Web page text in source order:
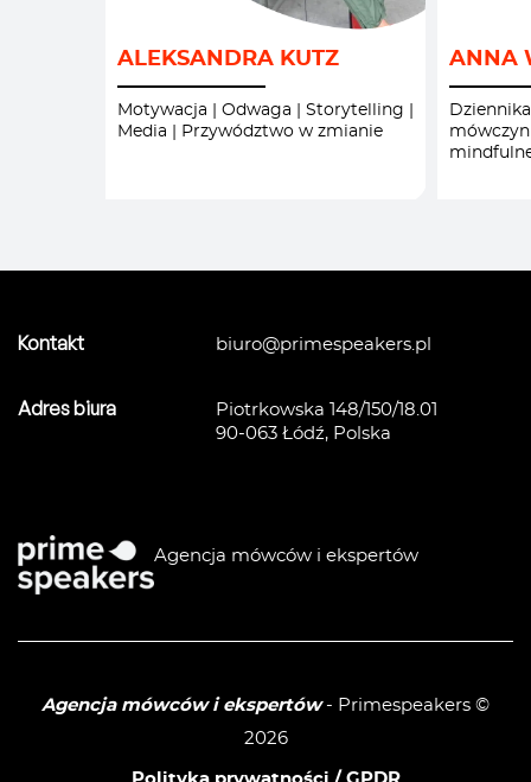
ALEKSANDRA KUTZ
Motywacja | Odwaga | Storytelling |
Media | Przywództwo w zmianie
KOSMOS /
MEDIA /
PROWADZENIE EVENTÓW I
KONFERENCJI /
ANNA
Agencja mówców i ekspertów
Kontakt biuro@primespeakers.pl
Adres biura
Piotrkowska 148/150/18.01
90-063 Łódź, Polska
Agencja mówców i ekspertów- Primespeakers ©
2026